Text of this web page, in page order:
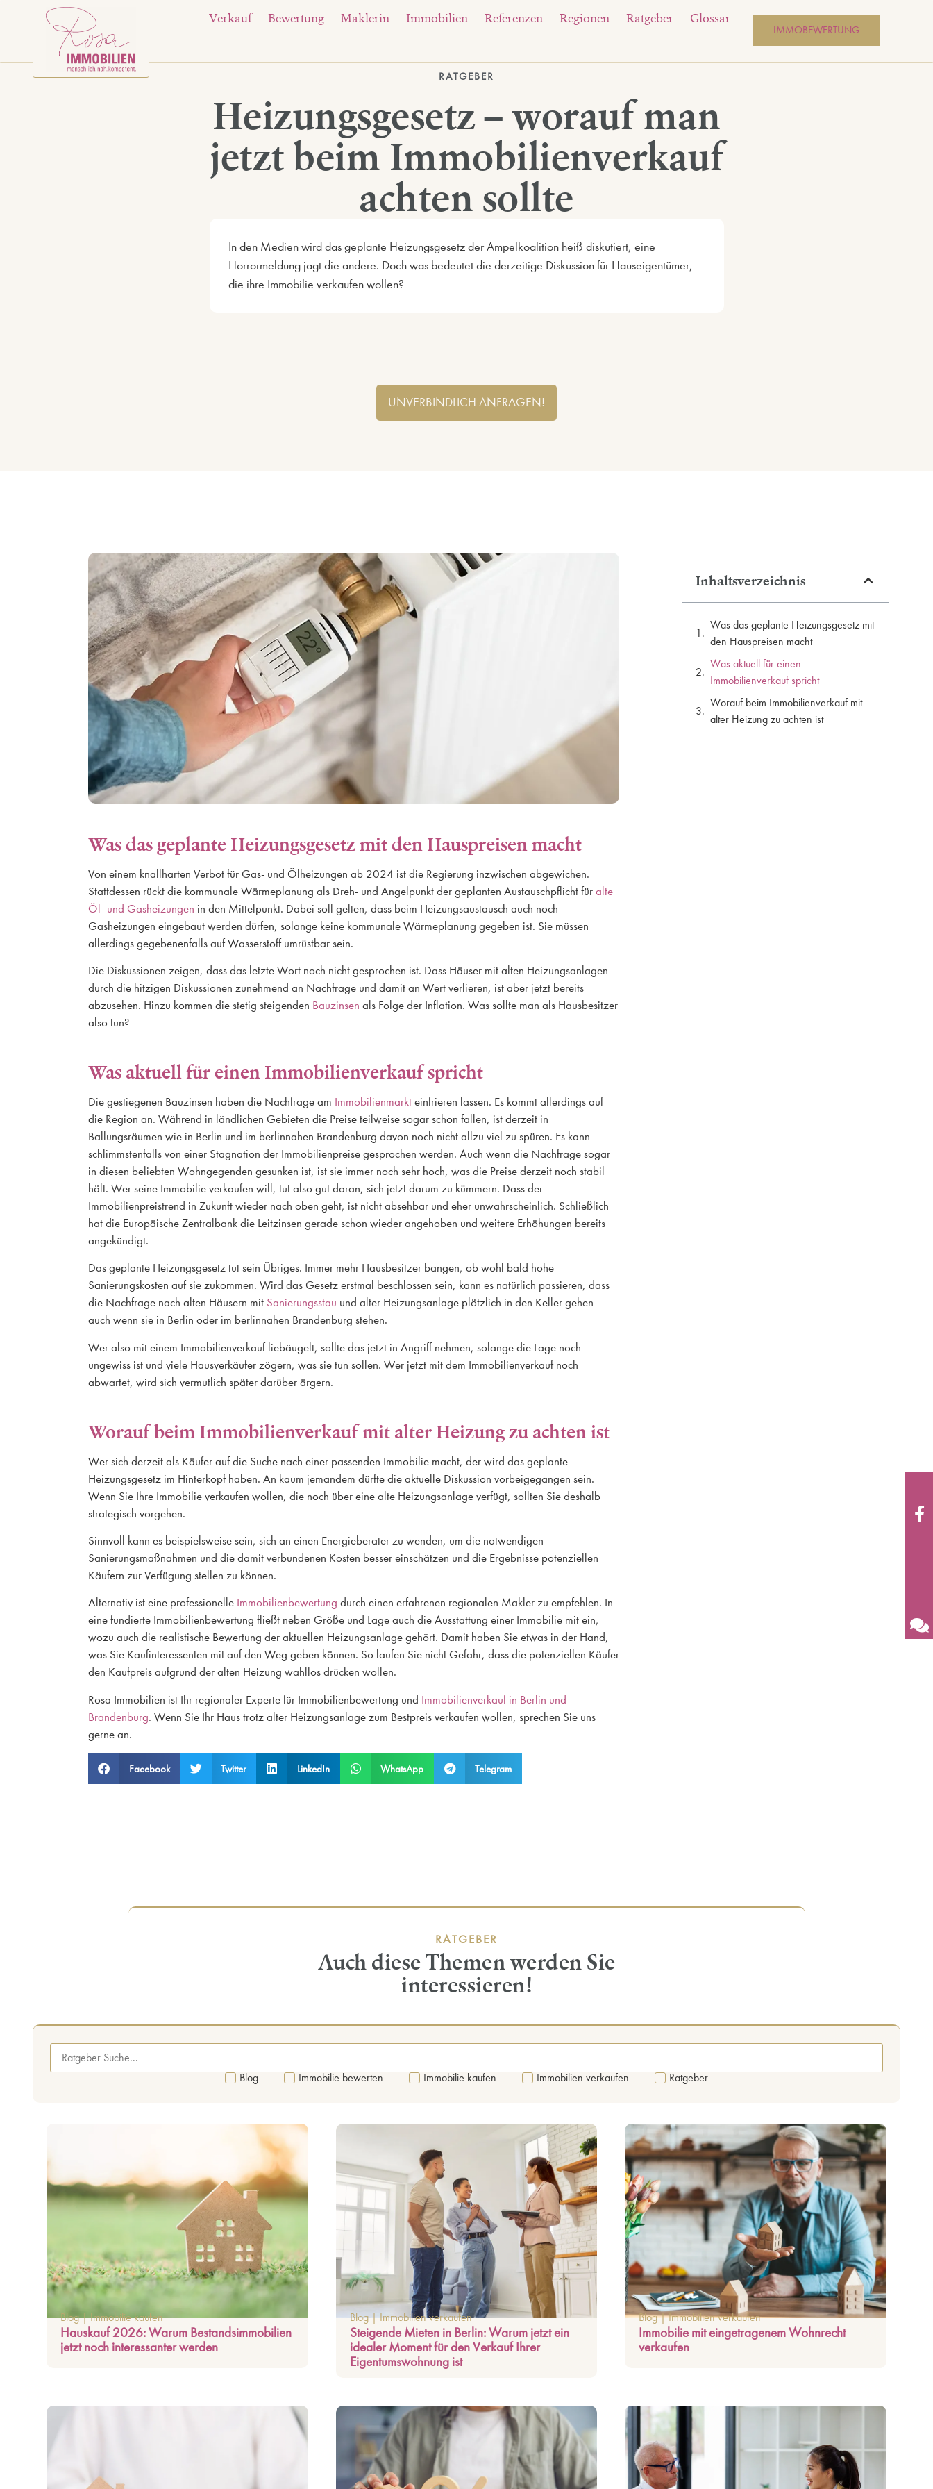
Verkauf Bewertung Maklerin Immobilien Referenzen Regionen Ratgeber Glossar
IMMOBEWERTUNG
RATGEBER
Heizungsgesetz – worauf man
jetzt beim Immobilienverkauf
achten sollte
In den Medien wird das geplante Heizungsgesetz der Ampelkoalition heiß diskutiert, eine
Horrormeldung jagt die andere. Doch was bedeutet die derzeitige Diskussion für Hauseigentümer,
die ihre Immobilie verkaufen wollen?
UNVERBINDLICH ANFRAGEN!
Was das geplante Heizungsgesetz mit den Hauspreisen macht
Von einem knallharten Verbot für Gas- und Ölheizungen ab 2024 ist die Regierung inzwischen abgewichen.
Stattdessen rückt die kommunale Wärmeplanung als Dreh- und Angelpunkt der geplanten Austauschpflicht für alte
Öl- und Gasheizungen in den Mittelpunkt. Dabei soll gelten, dass beim Heizungsaustausch auch noch
Gasheizungen eingebaut werden dürfen, solange keine kommunale Wärmeplanung gegeben ist. Sie müssen
allerdings gegebenenfalls auf Wasserstoff umrüstbar sein.
Die Diskussionen zeigen, dass das letzte Wort noch nicht gesprochen ist. Dass Häuser mit alten Heizungsanlagen
durch die hitzigen Diskussionen zunehmend an Nachfrage und damit an Wert verlieren, ist aber jetzt bereits
abzusehen. Hinzu kommen die stetig steigenden Bauzinsen als Folge der Inflation. Was sollte man als Hausbesitzer
also tun?
Was aktuell für einen Immobilienverkauf spricht
Die gestiegenen Bauzinsen haben die Nachfrage am Immobilienmarkt einfrieren lassen. Es kommt allerdings auf
die Region an. Während in ländlichen Gebieten die Preise teilweise sogar schon fallen, ist derzeit in
Ballungsräumen wie in Berlin und im berlinnahen Brandenburg davon noch nicht allzu viel zu spüren. Es kann
schlimmstenfalls von einer Stagnation der Immobilienpreise gesprochen werden. Auch wenn die Nachfrage sogar
in diesen beliebten Wohngegenden gesunken ist, ist sie immer noch sehr hoch, was die Preise derzeit noch stabil
hält. Wer seine Immobilie verkaufen will, tut also gut daran, sich jetzt darum zu kümmern. Dass der
Immobilienpreistrend in Zukunft wieder nach oben geht, ist nicht absehbar und eher unwahrscheinlich. Schließlich
hat die Europäische Zentralbank die Leitzinsen gerade schon wieder angehoben und weitere Erhöhungen bereits
angekündigt.
Das geplante Heizungsgesetz tut sein Übriges. Immer mehr Hausbesitzer bangen, ob wohl bald hohe
Sanierungskosten auf sie zukommen. Wird das Gesetz erstmal beschlossen sein, kann es natürlich passieren, dass
die Nachfrage nach alten Häusern mit Sanierungsstau und alter Heizungsanlage plötzlich in den Keller gehen –
auch wenn sie in Berlin oder im berlinnahen Brandenburg stehen.
Wer also mit einem Immobilienverkauf liebäugelt, sollte das jetzt in Angriff nehmen, solange die Lage noch
ungewiss ist und viele Hausverkäufer zögern, was sie tun sollen. Wer jetzt mit dem Immobilienverkauf noch
abwartet, wird sich vermutlich später darüber ärgern.
Worauf beim Immobilienverkauf mit alter Heizung zu achten ist
Wer sich derzeit als Käufer auf die Suche nach einer passenden Immobilie macht, der wird das geplante
Heizungsgesetz im Hinterkopf haben. An kaum jemandem dürfte die aktuelle Diskussion vorbeigegangen sein.
Wenn Sie Ihre Immobilie verkaufen wollen, die noch über eine alte Heizungsanlage verfügt, sollten Sie deshalb
strategisch vorgehen.
Sinnvoll kann es beispielsweise sein, sich an einen Energieberater zu wenden, um die notwendigen
Sanierungsmaßnahmen und die damit verbundenen Kosten besser einschätzen und die Ergebnisse potenziellen
Käufern zur Verfügung stellen zu können.
Alternativ ist eine professionelle Immobilienbewertung durch einen erfahrenen regionalen Makler zu empfehlen. In
eine fundierte Immobilienbewertung fließt neben Größe und Lage auch die Ausstattung einer Immobilie mit ein,
wozu auch die realistische Bewertung der aktuellen Heizungsanlage gehört. Damit haben Sie etwas in der Hand,
was Sie Kaufinteressenten mit auf den Weg geben können. So laufen Sie nicht Gefahr, dass die potenziellen Käufer
den Kaufpreis aufgrund der alten Heizung wahllos drücken wollen.
Rosa Immobilien ist Ihr regionaler Experte für Immobilienbewertung und Immobilienverkauf in Berlin und
Brandenburg. Wenn Sie Ihr Haus trotz alter Heizungsanlage zum Bestpreis verkaufen wollen, sprechen Sie uns
gerne an.
Facebook Twitter LinkedIn WhatsApp Telegram
Inhaltsverzeichnis
Was das geplante Heizungsgesetz mit
den Hauspreisen macht
Was aktuell für einen
Immobilienverkauf spricht
Worauf beim Immobilienverkauf mit
alter Heizung zu achten ist
RATGEBER
Auch diese Themen werden Sie
interessieren!
Blog Immobilie bewerten Immobilie kaufen Immobilien verkaufen Ratgeber
Blog| Immobilie kaufen
Hauskauf 2026: Warum Bestandsimmobilien
jetzt noch interessanter werden
Blog| Immobilien verkaufen
Steigende Mieten in Berlin: Warum jetzt ein
idealer Moment für den Verkauf Ihrer
Eigentumswohnung ist
Blog| Immobilien verkaufen
Immobilie mit eingetragenem Wohnrecht
verkaufen